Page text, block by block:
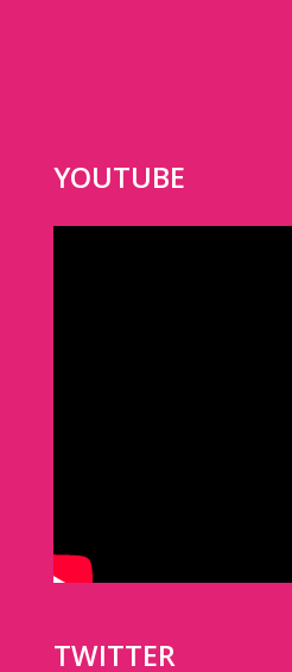
YOUTUBE
TWITTER